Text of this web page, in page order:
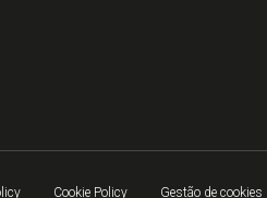
Cookie Policy Gestão de cookies